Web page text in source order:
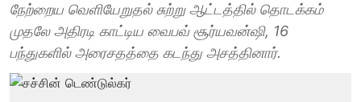
நேற்றைய வெளியேறுதல் சுற்று ஆட்டத்தில் தொடக்கம்
முதலே அதிரடி காட்டிய வைபவ் சூர்யவன்ஷி, 16
பந்துகளில் அரைசதத்தை கடந்து அசத்தினார்.